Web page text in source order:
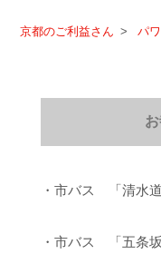
京都のご利益さん パ
・市バス 「清水
・市バス 「五条